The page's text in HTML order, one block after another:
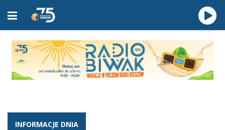
INFORMACJE DNIA